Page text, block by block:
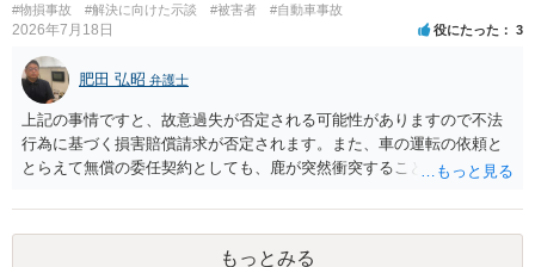
#物損事故 #解決に向けた示談 #被害者 #自動車事故
2026年7月18日 役にたった 3
肥田 弘昭 弁護士
上記の事情ですと、故意過失が否定される可能性がありますので不法
行為に基づく損害賠償請求が否定されます。また、車の運転の依頼と
とらえて無償の委任契約としても、鹿が突然衝突することは予見がで
償請求も成立しない可能性があります。以上の理由から支払義務は否
定される可能性が高いです。ご参考にしてください。
もっとみる